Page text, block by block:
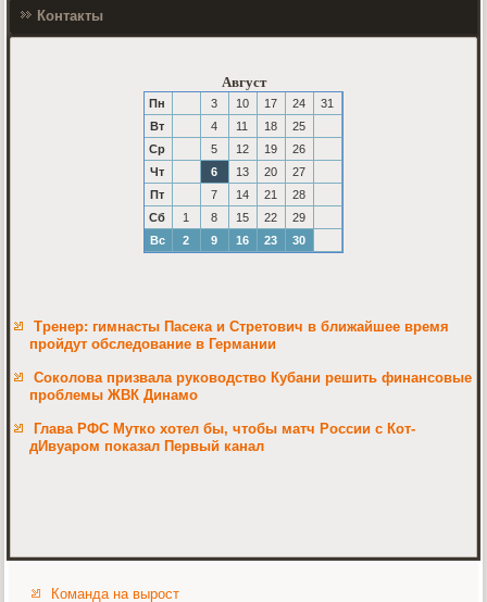
Контакты
Август
Пн 3 10 17 24
31
Вт
4 11 18
25
Ср
5 12 19
26
Чт
6 13 20
27
Пт
7 14 21
28
Сб
1 8 15 22
29
Вс
2 9 16 23 30
Тренер: гимнасты Пасека и Стретович в ближайшее время
пройдут обследование в Германии
Соколова призвала руководство Кубани решить финансовые
проблемы ЖВК Динамо
Глава РФС Мутко хотел бы, чтобы матч России с Кот-
дИвуаром показал Первый канал
Команда на вырост